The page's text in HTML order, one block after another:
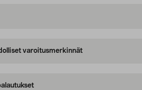
varoitusmerkinnät